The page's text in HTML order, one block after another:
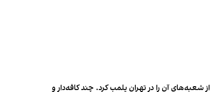
آن را در تهران پلمب کرد. چند کافه‌‌دار و